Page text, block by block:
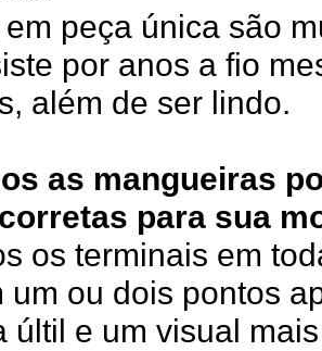
peça única são
por anos a fio
além de ser lindo.
as mangueiras
para sua
os terminais em
um ou dois pontos
últil e um visual